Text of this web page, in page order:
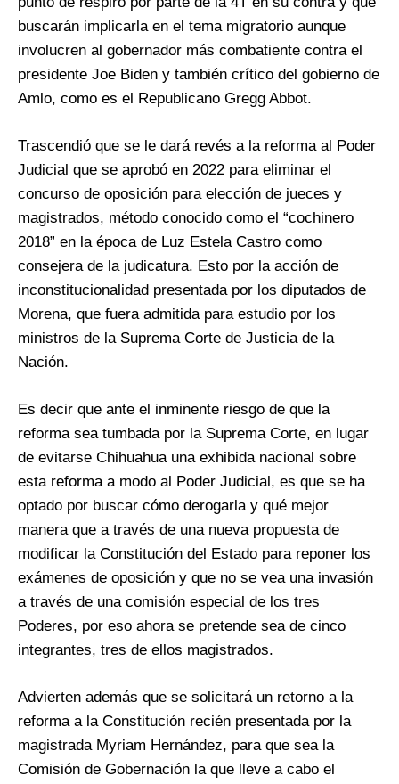
buscarán implicarla en el tema migratorio aunque
involucren al gobernador más combatiente contra el
presidente Joe Biden y también crítico del gobierno de
Amlo, como es el Republicano Gregg Abbot.
Trascendió que se le dará revés a la reforma al Poder
Judicial que se aprobó en 2022 para eliminar el
concurso de oposición para elección de jueces y
magistrados, método conocido como el “cochinero
2018” en la época de Luz Estela Castro como
consejera de la judicatura. Esto por la acción de
inconstitucionalidad presentada por los diputados de
Morena, que fuera admitida para estudio por los
ministros de la Suprema Corte de Justicia de la
Nación.
Es decir que ante el inminente riesgo de que la
reforma sea tumbada por la Suprema Corte, en lugar
de evitarse Chihuahua una exhibida nacional sobre
esta reforma a modo al Poder Judicial, es que se ha
optado por buscar cómo derogarla y qué mejor
manera que a través de una nueva propuesta de
modificar la Constitución del Estado para reponer los
exámenes de oposición y que no se vea una invasión
a través de una comisión especial de los tres
Poderes, por eso ahora se pretende sea de cinco
integrantes, tres de ellos magistrados.
Advierten además que se solicitará un retorno a la
reforma a la Constitución recién presentada por la
magistrada Myriam Hernández, para que sea la
Comisión de Gobernación la que lleve a cabo el